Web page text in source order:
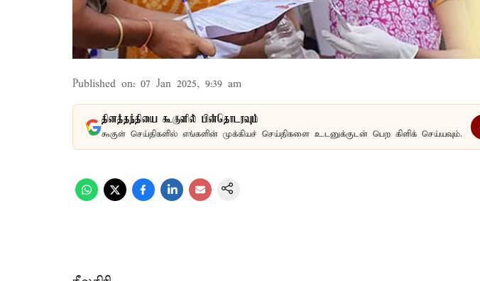
Published on: 07 Jan 2025, 9:39 am
தினத்தந்தியை கூகுளில் பின்தொடரவும்
கூகுள் செய்திகளில் எங்களின் முக்கியச் செய்திகளை உடனுக்குடன் பெற கிளிக் செய்யவும்.